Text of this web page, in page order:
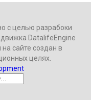
с целью разрабоки
DatalifeEngine
сайте создан в
целях.